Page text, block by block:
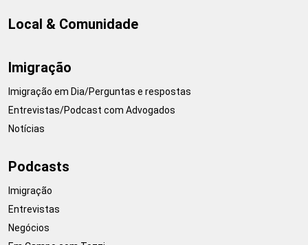
Local & Comunidade
Imigração
Imigração em Dia/Perguntas e respostas
Entrevistas/Podcast com Advogados
Notícias
Podcasts
Imigração
Entrevistas
Negócios